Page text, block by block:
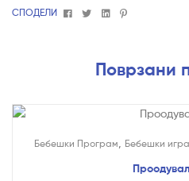
СПОДЕЛИ
FacebookTwitterLinkedin
Pinterest
Поврзани
Бебешки Програм, Бебешки